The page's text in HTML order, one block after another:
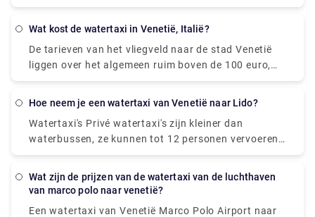
komen, is de ATVO of de Barzi-shuttle. De rit duurt
Ondertussen kost een taxi € 100, maar het is
ongelooflijk handig, het duurt ongeveer 30 minuten
en biedt plaats aan maximaal vier passagiers.
wat kost de watertaxi in Venetië, Italië?
De tarieven van het vliegveld naar de stad Venetië
liggen over het algemeen ruim boven de 100 euro,
zelfs voor korte afstanden binnen Venetië moet je
afgelopen jaren flink gestegen. Er is ook een
nachttoeslag, meestal ongeveer 20 euro.
hoe neem je een watertaxi van Venetië naar Lido?
Watertaxi's Privé watertaxi's zijn kleiner dan
waterbussen, ze kunnen tot 12 personen vervoeren.
Ze zijn sneller, zeker meer glamoureus, maar
om Lido te bereiken en ze kosten ongeveer 100 euro.
wat zijn de prijzen van de watertaxi van de luchthaven
van marco polo naar venetië?
Een watertaxi van Venetië Marco Polo Airport naar